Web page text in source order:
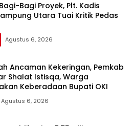
Bagi Proyek, Plt. Kadis
Utara Tuai Kritik Pedas
Agustus 6, 2026
Ancaman Kekeringan, Pemkab
Shalat Istisqa, Warga
Keberadaan Bupati OKI
Agustus 6, 2026